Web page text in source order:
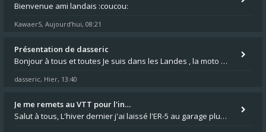
Bienvenue ami landais :coucou:
Kawaer5, Aujourd’hui, 08:21
Présentation de dasseric
Bonjour à tous et toutes Je suis dans les Landes , la moto appartient à ma fille et je suis désigné pour faire l'entreti
dasseric, Hier, 13:40
Je me remets au VTT pour l'in…
Salut à tous, L'hiver dernier j'ai laissé l'ER-5 au garage plus souvent que je veux bien l'admettre, et le médecin m'a